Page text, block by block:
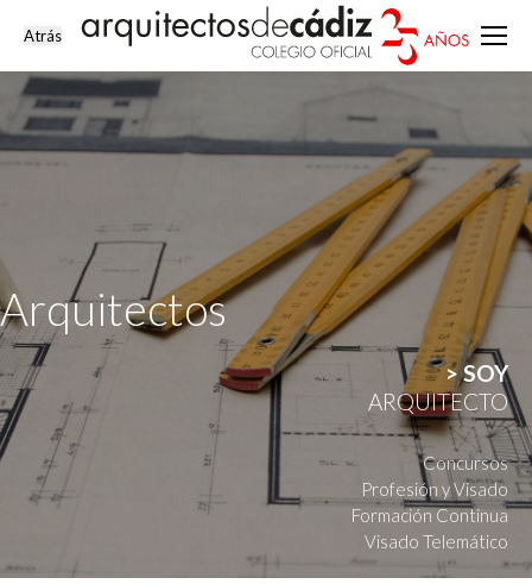
Arquitectos
> SOY
ARQUITECTO
Concursos
Profesión y Visado
Formación Continua
Visado Telemático